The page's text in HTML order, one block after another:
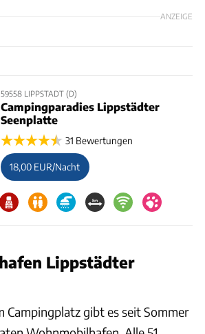
ANZEIGE
59558 LIPPSTADT (D)
Campingparadies Lippstädter
Seenplatte
31 Bewertungen
18,00 EUR/Nacht
Lippstädter
Campingplatz gibt es seit Sommer